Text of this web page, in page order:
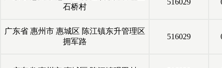
石桥村
516029
广东省 惠州市 惠城区 陈江镇东升管理区
拥军路
516029